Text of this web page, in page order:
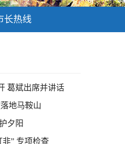
长热线
葛斌出席并讲话
地马鞍山
夕阳
” 专项检查